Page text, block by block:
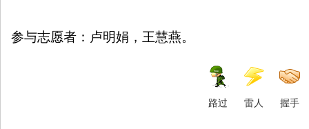
参与志愿者：卢明娟，王慧燕。
路过 雷人 握手